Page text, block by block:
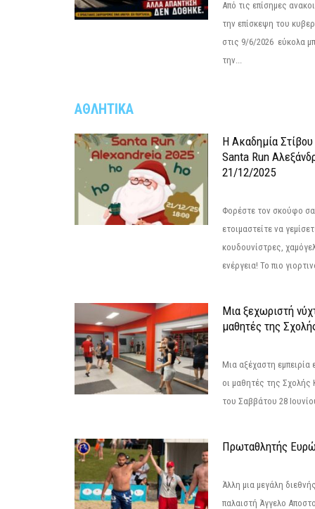
Από τις επίσημες
την επίσκεψη του
στις 9/6/2026 εύκολα
την...
ΑΘΛΗΤΙΚΑ
Η Ακαδημία
Santa Run
21/12/2025
Φορέστε τον σκούφο
ετοιμαστείτε να
κουδουνίστρες,
ενέργεια! Το πιο
Μια ξεχωριστή
μαθητές της
Μια αξέχαστη εμπειρία
οι μαθητές της
του Σαββάτου 28
Πρωταθλητής
Άλλη μια μεγάλη
παλαιστή Άγγελο